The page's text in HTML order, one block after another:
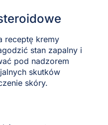
receptę kremy
stan zapalny i
pod nadzorem
skutków
skóry.